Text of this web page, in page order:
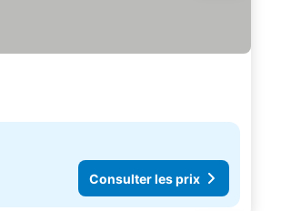
Consulter les prix